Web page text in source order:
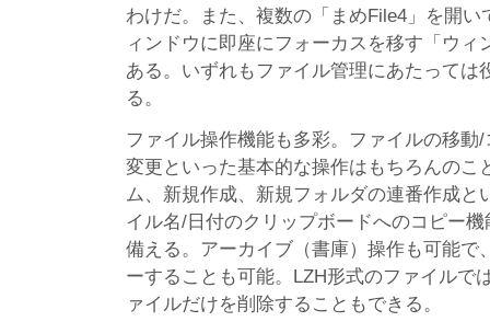
わけだ。また、複数の「まめFile4」を開
ィンドウに即座にフォーカスを移す「ウィ
ある。いずれもファイル管理にあたっては
る。
ファイル操作機能も多彩。ファイルの移動
変更といった基本的な操作はもちろんのこ
ム、新規作成、新規フォルダの連番作成と
イル名/日付のクリップボードへのコピー
備える。アーカイブ（書庫）操作も可能で
ーすることも可能。LZH形式のファイルで
ァイルだけを削除することもできる。